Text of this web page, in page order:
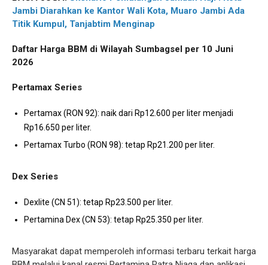
Jambi Diarahkan ke Kantor Wali Kota, Muaro Jambi Ada
Titik Kumpul, Tanjabtim Menginap
Daftar Harga BBM di Wilayah Sumbagsel per 10 Juni
2026
Pertamax Series
Pertamax (RON 92): naik dari Rp12.600 per liter menjadi
Rp16.650 per liter.
Pertamax Turbo (RON 98): tetap Rp21.200 per liter.
Dex Series
Dexlite (CN 51): tetap Rp23.500 per liter.
Pertamina Dex (CN 53): tetap Rp25.350 per liter.
Masyarakat dapat memperoleh informasi terbaru terkait harga